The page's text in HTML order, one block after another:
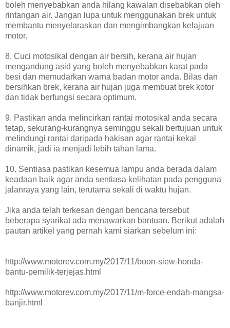
boleh menyebabkan anda hilang kawalan disebabkan oleh
rintangan air. Jangan lupa untuk menggunakan brek untuk
membantu menyelaraskan dan mengimbangkan kelajuan
motor.
8. Cuci motosikal dengan air bersih, kerana air hujan
mengandung asid yang boleh menyebabkan karat pada
besi dan memudarkan warna badan motor anda. Bilas dan
bersihkan brek, kerana air hujan juga membuat brek kotor
dan tidak berfungsi secara optimum.
9. Pastikan anda melincirkan rantai motosikal anda secara
tetap, sekurang-kurangnya seminggu sekali bertujuan untuk
melindungi rantai daripada hakisan agar rantai kekal
dinamik, jadi ia menjadi lebih tahan lama.
10. Sentiasa pastikan kesemua lampu anda berada dalam
keadaan baik agar anda sentiasa kelihatan pada pengguna
jalanraya yang lain, terutama sekali di waktu hujan.
Jika anda telah terkesan dengan bencana tersebut
beberapa syarikat ada menawarkan bantuan. Berikut adalah
pautan artikel yang pernah kami siarkan sebelum ini:
http://www.motorev.com.my/2017/11/boon-siew-honda-
bantu-pemilik-terjejas.html
http://www.motorev.com.my/2017/11/m-force-endah-mangsa-
banjir.html